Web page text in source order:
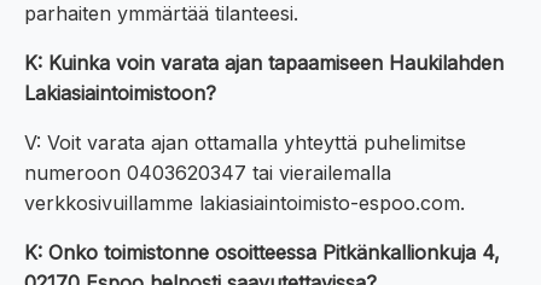
parhaiten ymmärtää tilanteesi.
K: Kuinka voin varata ajan tapaamiseen Haukilahden
Lakiasiaintoimistoon?
V: Voit varata ajan ottamalla yhteyttä puhelimitse
numeroon 0403620347 tai vierailemalla
verkkosivuillamme lakiasiaintoimisto-espoo.com.
K: Onko toimistonne osoitteessa Pitkänkallionkuja 4,